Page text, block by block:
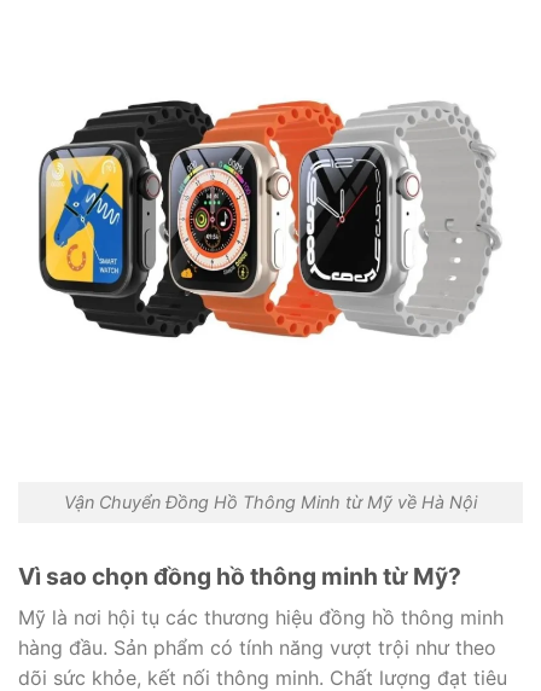
Vận Chuyển Đồng Hồ Thông Minh từ Mỹ về Hà Nội
Vì sao chọn đồng hồ thông minh từ Mỹ?
Mỹ là nơi hội tụ các thương hiệu đồng hồ thông minh
hàng đầu. Sản phẩm có tính năng vượt trội như theo
dõi sức khỏe, kết nối thông minh. Chất lượng đạt tiêu